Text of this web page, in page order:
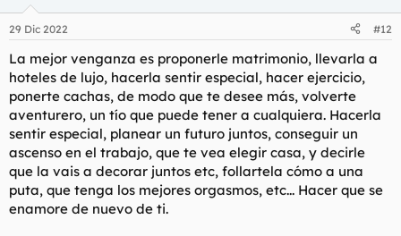
e
:
29 Dic 2022 #12
La mejor venganza es proponerle matrimonio, llevarla a
hoteles de lujo, hacerla sentir especial, hacer ejercicio,
ponerte cachas, de modo que te desee más, volverte
aventurero, un tío que puede tener a cualquiera. Hacerla
sentir especial, planear un futuro juntos, conseguir un
ascenso en el trabajo, que te vea elegir casa, y decirle
que la vais a decorar juntos etc, follartela cómo a una
puta, que tenga los mejores orgasmos, etc... Hacer que se
enamore de nuevo de ti.